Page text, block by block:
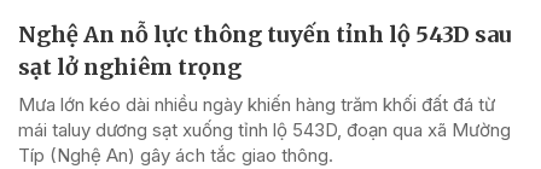
Nghệ An nỗ lực thông tuyến tỉnh lộ 543D sau
sạt lở nghiêm trọng
Mưa lớn kéo dài nhiều ngày khiến hàng trăm khối đất đá từ
mái taluy dương sạt xuống tỉnh lộ 543D, đoạn qua xã Mường
Típ (Nghệ An) gây ách tắc giao thông.